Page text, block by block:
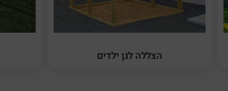
הצללה לגן ילדים